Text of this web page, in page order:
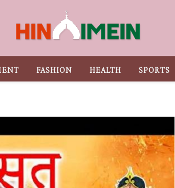
FASHION HEALTH SPORTS